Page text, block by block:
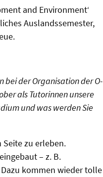
and Environment‘
Auslandssemester,
bei der Organisation der O-
als Tutorinnen unsere
und was werden Sie
Seite zu erleben.
– z. B.
kommen wieder tolle